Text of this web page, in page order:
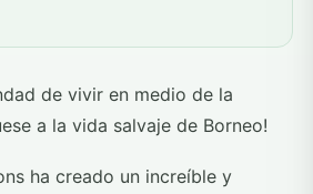
de vivir en medio de la
a la vida salvaje de Borneo!
ha creado un increíble y